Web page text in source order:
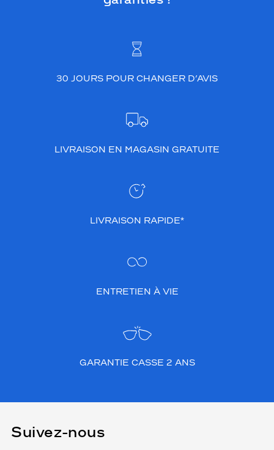
30 JOURS POUR CHANGER D’AVIS
LIVRAISON EN MAGASIN GRATUITE
LIVRAISON RAPIDE*
ENTRETIEN À VIE
GARANTIE CASSE 2 ANS
Suivez-nous